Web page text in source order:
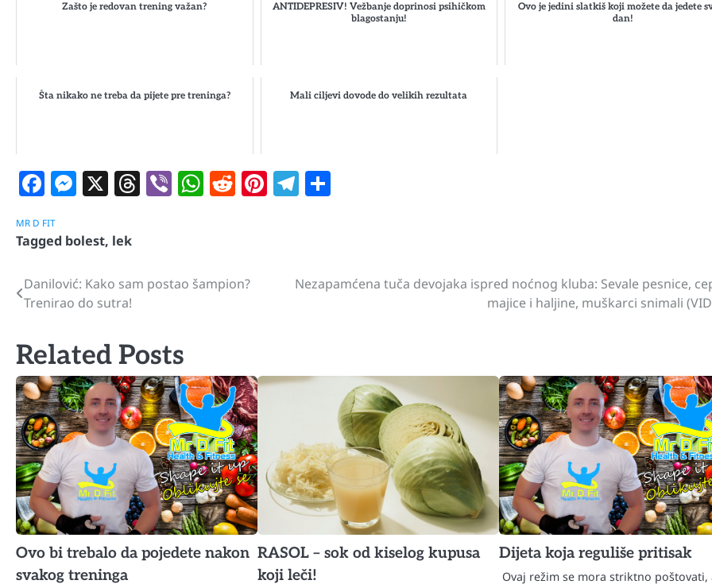
Zašto je redovan trening važan?
ANTIDEPRESIV! Vežbanje doprinosi psihičkom
blagostanju!
Ovo je jedini slatkiš koji možete da jedete
dan!
Šta nikako ne treba da pijete pre treninga? Mali ciljevi dovode do velikih rezultata
Facebook
Messenger
X Threads
ViberWhatsApp
Reddit
Pinterest
Telegram
MR D FIT
Tagged bolest, lek
Navigacija
Danilović: Kako sam postao šampion?
Trenirao do sutra!
Nezapamćena tuča devojaka ispred noćnog kluba: Sevale pesnice,
majice i haljine, muškarci snimali
Related Posts
Ovo bi trebalo da pojedete nakon
svakog treninga
RASOL – sok od kiselog kupusa
koji leči!
Dijeta koja reguliše pritisak
Ovaj režim se mora striktno poštovati,